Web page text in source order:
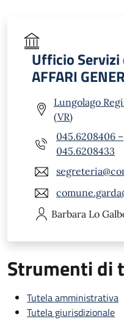
Ufficio Servizi
AFFARI
Lungolago
(VR)
045.6208406 –
045.6208433
Barbara Lo
Strumenti di
Tutela amministrativa
Tutela giurisdizionale